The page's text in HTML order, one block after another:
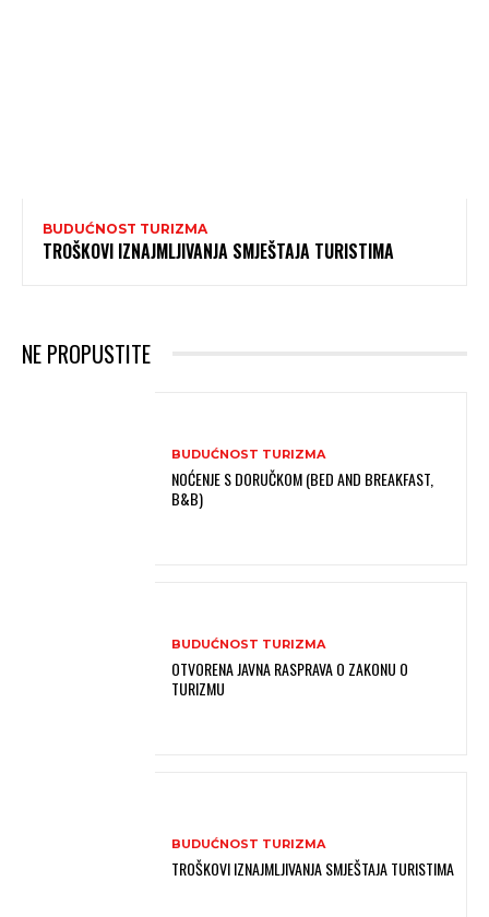
BUDUĆNOST TURIZMA
TROŠKOVI IZNAJMLJIVANJA SMJEŠTAJA TURISTIMA
NE PROPUSTITE
BUDUĆNOST TURIZMA
NOĆENJE S DORUČKOM (BED AND BREAKFAST,
B&B)
BUDUĆNOST TURIZMA
OTVORENA JAVNA RASPRAVA O ZAKONU O
TURIZMU
BUDUĆNOST TURIZMA
TROŠKOVI IZNAJMLJIVANJA SMJEŠTAJA TURISTIMA